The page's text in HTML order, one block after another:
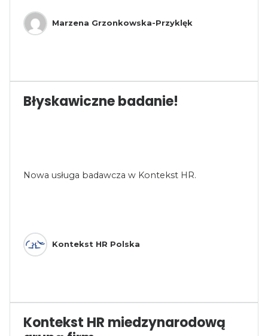
Marzena Grzonkowska-Przyklęk
Błyskawiczne badanie!
Nowa usługa badawcza w Kontekst HR.
Kontekst HR Polska
Kontekst HR miedzynarodową